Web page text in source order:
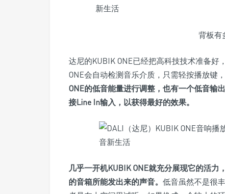
背板有
达尼的KUBIK ONE已经把高科技技术准备
ONE会自动检测音乐介质，只需轻按播放键
ONE的低音能量进行调整，也有一个低音输
接Line In输入，以获得最好的效果。
几乎一开机KUBIK ONE就充分展现它的活
的音箱所能发出来的声音。 低音虽然不是很